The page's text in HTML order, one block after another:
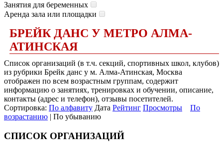
Занятия для беременных
Аренда зала или площадки
БРЕЙК ДАНС У МЕТРО АЛМА-
АТИНСКАЯ
Список организаций (в т.ч. секций, спортивных школ, клубов)
из рубрики Брейк данс у м. Алма-Атинская, Москва
отображен по всем возрастным группам, содержит
информацию о занятиях, тренировках и обучении, описание,
контакты (адрес и телефон), отзывы посетителей.
Сортировка: По алфавиту Дата Рейтинг Просмотры
По
возрастанию | По убыванию
СПИСОК ОРГАНИЗАЦИЙ